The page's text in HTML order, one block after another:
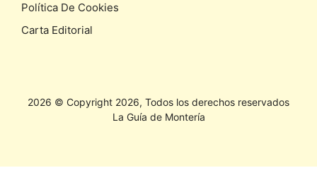
Política De Cookies
Carta Editorial
2026 © Copyright 2026, Todos los derechos reservados
La Guía de Montería